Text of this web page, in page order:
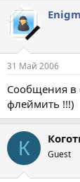
31 Май 2006
Сообщения в
флеймить !!!)
К Guest